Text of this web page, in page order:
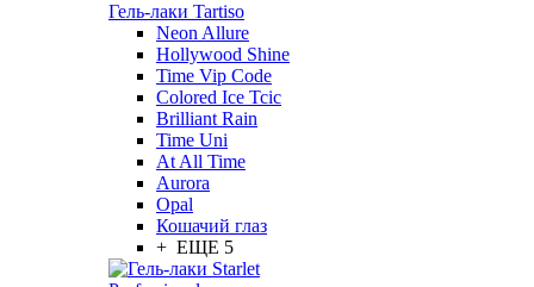
Гель-лаки Tartiso
Neon Allure
Hollywood Shine
Time Vip Code
Colored Ice Tcic
Brilliant Rain
Time Uni
At All Time
Aurora
Opal
Кошачий глаз
+ ЕЩЕ 5